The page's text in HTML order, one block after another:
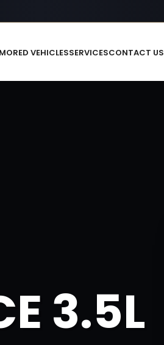
VEHICLESSERVICESCONTACT US
3.5L